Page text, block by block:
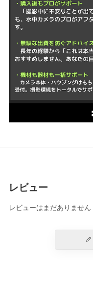
レビュー
レビューはまだありません